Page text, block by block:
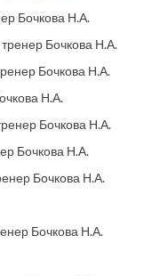
Бочкова Н.А.
Бочкова Н.А.
Бочкова Н.А.
Н.А.
Бочкова Н.А.
Бочкова Н.А.
Бочкова Н.А.
Бочкова Н.А.